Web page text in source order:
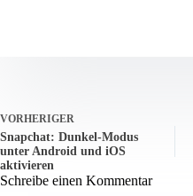
VORHERIGER
Snapchat: Dunkel-Modus
unter Android und iOS
aktivieren
Schreibe einen Kommentar